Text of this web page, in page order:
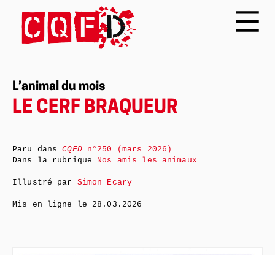
L’animal du mois
LE CERF BRAQUEUR
Paru dansCQFDn°250 (mars 2026)
Dans la rubrique Nos amis les animaux
Illustré par Simon Ecary
Mis en ligne le 28.03.2026